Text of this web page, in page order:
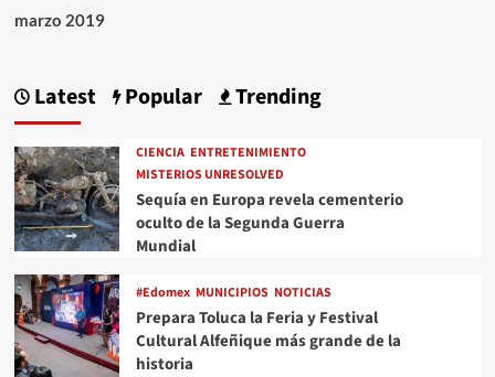
marzo 2019
Latest Popular Trending
CIENCIA ENTRETENIMIENTO
MISTERIOS UNRESOLVED
Sequía en Europa revela cementerio
oculto de la Segunda Guerra
Mundial
#Edomex MUNICIPIOS NOTICIAS
Prepara Toluca la Feria y Festival
Cultural Alfeñique más grande de la
historia